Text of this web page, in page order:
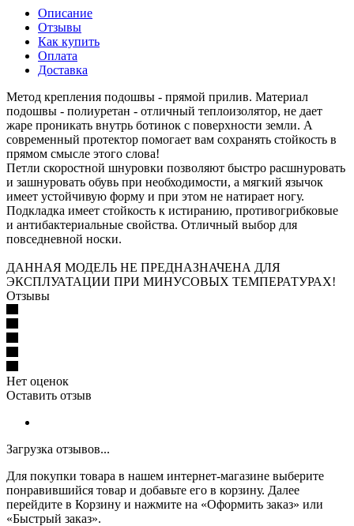
Описание
Отзывы
Как купить
Оплата
Доставка
Метод крепления подошвы - прямой прилив. Материал
подошвы - полиуретан - отличный теплоизолятор, не дает
жаре проникать внутрь ботинок с поверхности земли. А
современный протектор помогает вам сохранять стойкость в
прямом смысле этого слова!
Петли скоростной шнуровки позволяют быстро расшнуровать
и зашнуровать обувь при необходимости, а мягкий язычок
имеет устойчивую форму и при этом не натирает ногу.
Подкладка имеет стойкость к истиранию, противогрибковые
и антибактериальные свойства. Отличный выбор для
повседневной носки.
ДАННАЯ МОДЕЛЬ НЕ ПРЕДНАЗНАЧЕНА ДЛЯ
ЭКСПЛУАТАЦИИ ПРИ МИНУСОВЫХ ТЕМПЕРАТУРАХ!
Отзывы
Нет оценок
Оставить отзыв
Загрузка отзывов...
Для покупки товара в нашем интернет-магазине выберите
понравившийся товар и добавьте его в корзину. Далее
перейдите в Корзину и нажмите на «Оформить заказ» или
«Быстрый заказ».